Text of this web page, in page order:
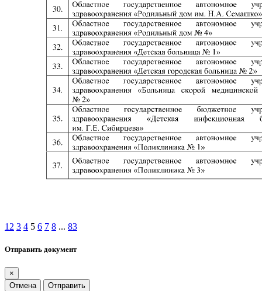
1 2 3 4 5 6 7 8 ... 83
Отправить документ
×
Отмена
Отправить